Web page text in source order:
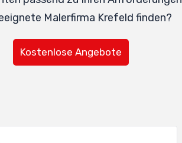
Malerfirma Krefeld finden?
Kostenlose Angebote